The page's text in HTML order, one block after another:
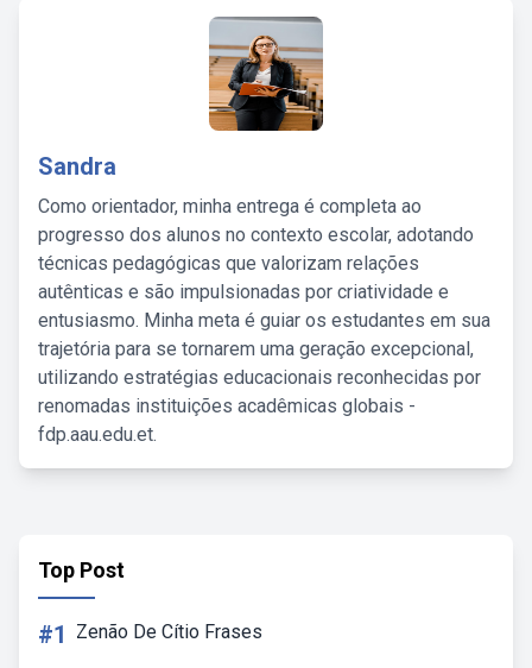
Sandra
Como orientador, minha entrega é completa ao
progresso dos alunos no contexto escolar, adotando
técnicas pedagógicas que valorizam relações
autênticas e são impulsionadas por criatividade e
entusiasmo. Minha meta é guiar os estudantes em sua
trajetória para se tornarem uma geração excepcional,
utilizando estratégias educacionais reconhecidas por
renomadas instituições acadêmicas globais -
fdp.aau.edu.et.
Top Post
#1 Zenão De Cítio Frases